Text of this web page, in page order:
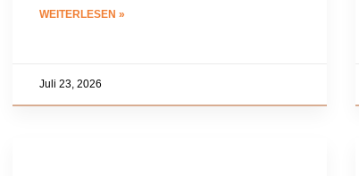
WEITERLESEN »
Juli 23, 2026